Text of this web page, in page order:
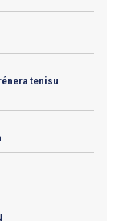
tenisu